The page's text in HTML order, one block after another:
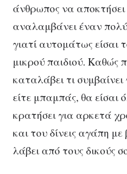
άνθρωπος να
αναλαμβάνει έναν
γιατί αυτομάτως είσαι
μικρού παιδιού. Καθώς
καταλάβει τι
είτε μπαμπάς, θα είσαι
κρατήσει για αρκετά
και του δίνεις αγάπη
λάβει από τους δικούς